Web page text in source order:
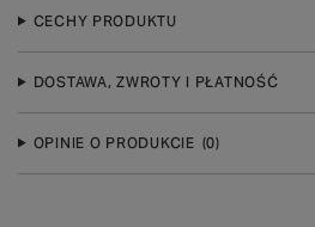
CECHY PRODUKTU
DOSTAWA, ZWROTY I PŁATNOŚĆ
OPINIE O PRODUKCIE (0)